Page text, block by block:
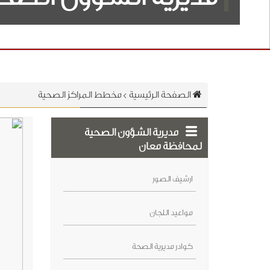
الصفحة الرئيسية > مخطط المراكز الصحية
مديرية الشؤون الصحية
لمحافظة معان
ارشيف الصور
مواعيد اللجان
كوادر مديرية الصحة